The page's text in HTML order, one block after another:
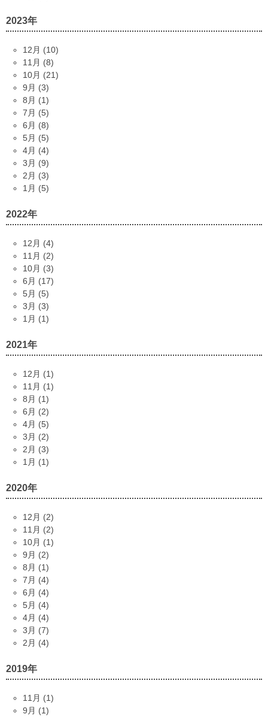
2023年
12月 (10)
11月 (8)
10月 (21)
9月 (3)
8月 (1)
7月 (5)
6月 (8)
5月 (5)
4月 (4)
3月 (9)
2月 (3)
1月 (5)
2022年
12月 (4)
11月 (2)
10月 (3)
6月 (17)
5月 (5)
3月 (3)
1月 (1)
2021年
12月 (1)
11月 (1)
8月 (1)
6月 (2)
4月 (5)
3月 (2)
2月 (3)
1月 (1)
2020年
12月 (2)
11月 (2)
10月 (1)
9月 (2)
8月 (1)
7月 (4)
6月 (4)
5月 (4)
4月 (4)
3月 (7)
2月 (4)
2019年
11月 (1)
9月 (1)